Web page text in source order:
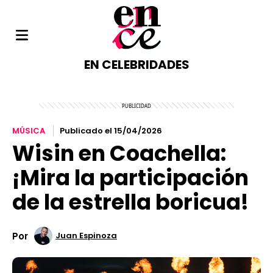
EN CELEBRIDADES
MÚSICA Publicado el 15/04/2026
Wisin en Coachella:
¡Mira la participación
de la estrella boricua!
Por Juan Espinoza